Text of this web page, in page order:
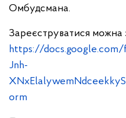
Омбудсмана.
Зареєструватися можна
https://
Jnh-
orm